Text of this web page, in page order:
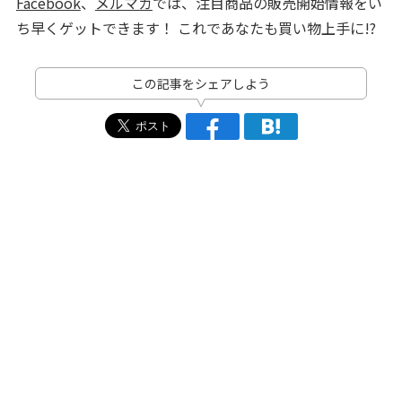
ち早くゲットできます！ これであなたも買い物上手に!?
この記事をシェアしよう